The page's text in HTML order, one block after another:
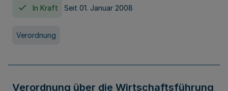
In Kraft Seit 01. Januar 2008
Verordnung
Verordnung über die Wirtschaftsführung